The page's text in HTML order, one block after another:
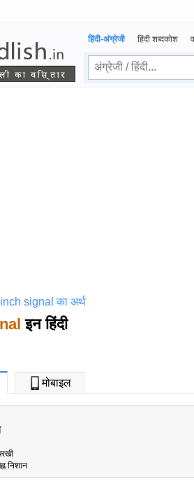
हिंदी-अंग्रेजी हिंदी शब्दकोश
signal का अर्थ
इन हिंदी
मोबाइल
निशान